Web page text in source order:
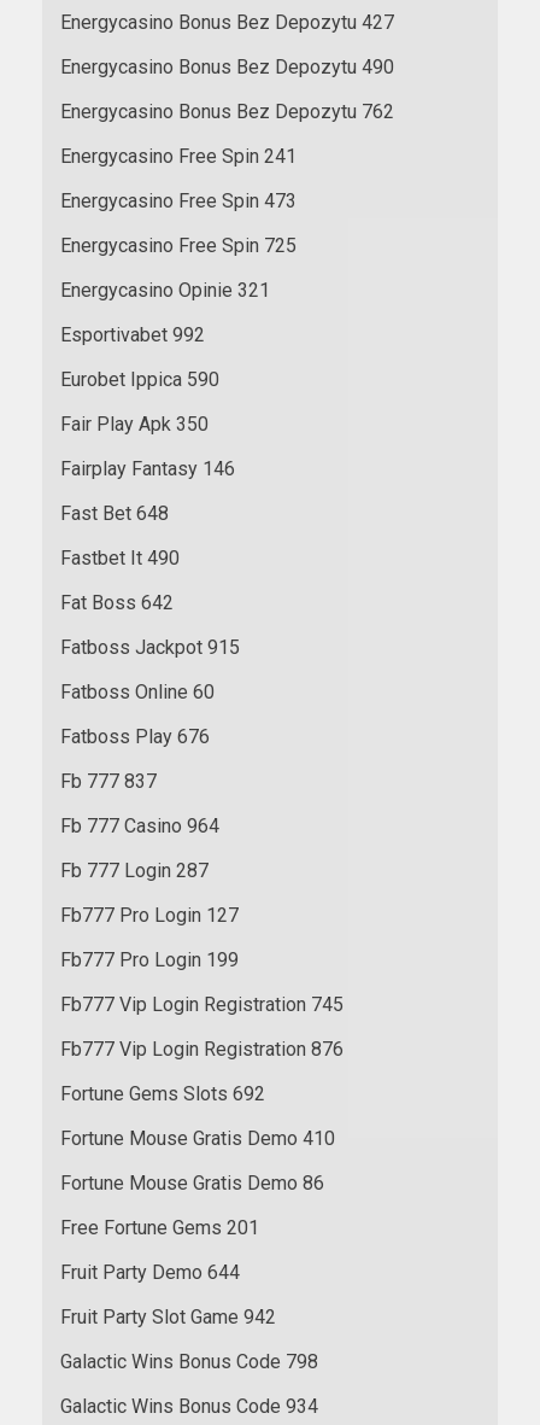
Energycasino Bonus Bez Depozytu 427
Energycasino Bonus Bez Depozytu 490
Energycasino Bonus Bez Depozytu 762
Energycasino Free Spin 241
Energycasino Free Spin 473
Energycasino Free Spin 725
Energycasino Opinie 321
Esportivabet 992
Eurobet Ippica 590
Fair Play Apk 350
Fairplay Fantasy 146
Fast Bet 648
Fastbet It 490
Fat Boss 642
Fatboss Jackpot 915
Fatboss Online 60
Fatboss Play 676
Fb 777 837
Fb 777 Casino 964
Fb 777 Login 287
Fb777 Pro Login 127
Fb777 Pro Login 199
Fb777 Vip Login Registration 745
Fb777 Vip Login Registration 876
Fortune Gems Slots 692
Fortune Mouse Gratis Demo 410
Fortune Mouse Gratis Demo 86
Free Fortune Gems 201
Fruit Party Demo 644
Fruit Party Slot Game 942
Galactic Wins Bonus Code 798
Galactic Wins Bonus Code 934